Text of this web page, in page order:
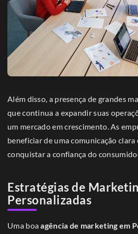
Além disso, a presença de grandes
que continua a expandir suas
um mercado em crescimento. As
beneficiar de uma comunicação
conquistar a confiança do
Estratégias de
Personalizadas
Uma boaagência de marketing em